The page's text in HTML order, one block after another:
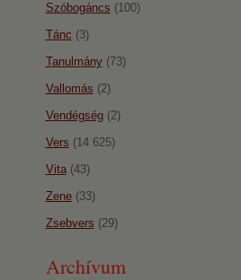
Szóbogáncs (100)
Tánc (3)
Tanulmány(73)
Vallomás (2)
Vendégség(2)
Vers (14 625)
Vita(43)
Zene(33)
Zsebvers (29)
Archívum